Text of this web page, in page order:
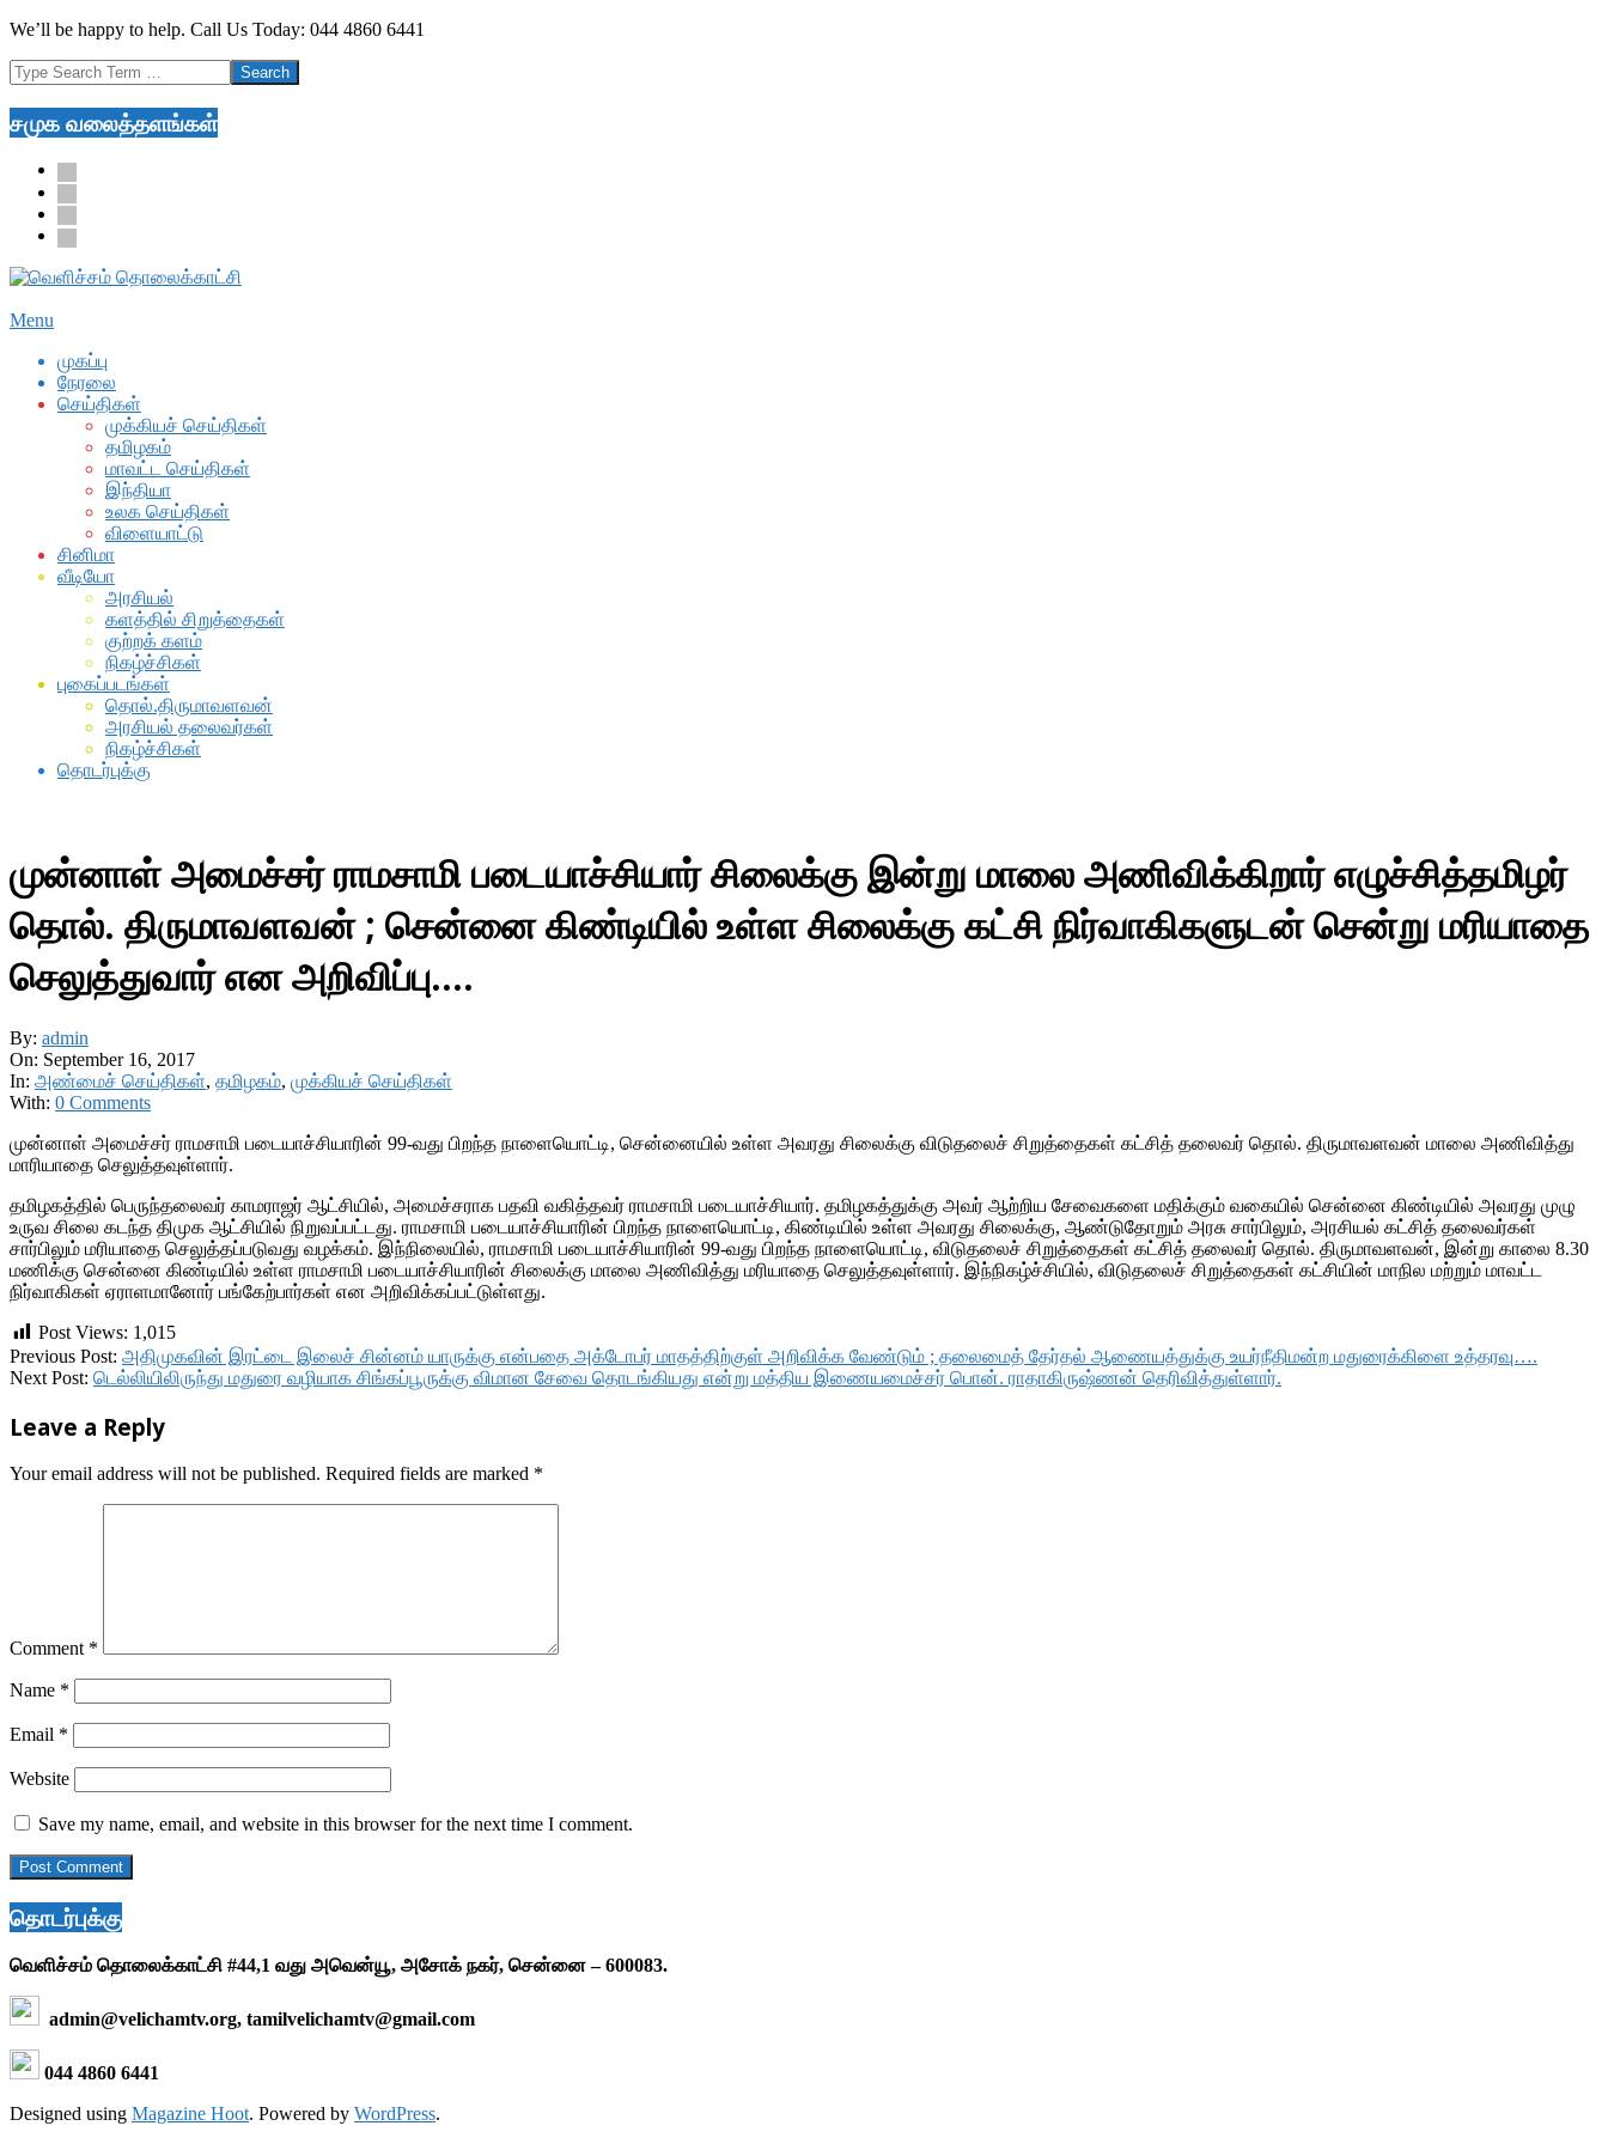
Skip
content
We’ll be happy to help. Call Us Today: 044 4860 6441
Search
சமுக வலைத்தளங்கள்
facebook
twitter
youtube
google
Secondary
Menu
Menu
முகப்பு
நேரலை
செய்திகள்
முக்கியச் செய்திகள்
தமிழகம்
மாவட்ட செய்திகள்
இந்தியா
உலக செய்திகள்
விளையாட்டு
சினிமா
வீடியோ
அரசியல்
களத்தில் சிறுத்தைகள்
குற்றக் களம்
நிகழ்ச்சிகள்
புகைப்படங்கள்
தொல்.திருமாவளவன்
அரசியல் தலைவர்கள்
நிகழ்ச்சிகள்
தொடர்புக்கு
முன்னாள் அமைச்சர் ராமசாமி படையாச்சியார் சிலைக்கு இன்று மாலை அணிவிக்கிறார் எழுச்சித்தமிழர்
தொல். திருமாவளவன் ; சென்னை கிண்டியில் உள்ள சிலைக்கு கட்சி நிர்வாகிகளுடன் சென்று மரியாதை
செலுத்துவார் என அறிவிப்பு….
By: admin
On: September 16, 2017
In: அண்மைச் செய்திகள், தமிழகம், முக்கியச் செய்திகள்
With: 0 Comments
முன்னாள் அமைச்சர் ராமசாமி படையாச்சியாரின் 99-வது பிறந்த நாளையொட்டி, சென்னையில் உள்ள அவரது சிலைக்கு விடுதலைச் சிறுத்தைகள் கட்சித் தலைவர் தொல். திருமாவளவன் மாலை அணிவித்து
மாரியாதை செலுத்தவுள்ளார்.
தமிழகத்தில் பெருந்தலைவர் காமராஜர் ஆட்சியில், அமைச்சராக பதவி வகித்தவர் ராமசாமி படையாச்சியார். தமிழகத்துக்கு அவர் ஆற்றிய சேவைகளை மதிக்கும் வகையில் சென்னை கிண்டியில் அவரது முழு
உருவ சிலை கடந்த திமுக ஆட்சியில் நிறுவப்பட்டது. ராமசாமி படையாச்சியாரின் பிறந்த நாளையொட்டி, கிண்டியில் உள்ள அவரது சிலைக்கு, ஆண்டுதோறும் அரசு சார்பிலும், அரசியல் கட்சித் தலைவர்கள்
சார்பிலும் மரியாதை செலுத்தப்படுவது வழக்கம். இந்நிலையில், ராமசாமி படையாச்சியாரின் 99-வது பிறந்த நாளையொட்டி, விடுதலைச் சிறுத்தைகள் கட்சித் தலைவர் தொல். திருமாவளவன், இன்று காலை 8.30
மணிக்கு சென்னை கிண்டியில் உள்ள ராமசாமி படையாச்சியாரின் சிலைக்கு மாலை அணிவித்து மரியாதை செலுத்தவுள்ளார். இந்நிகழ்ச்சியில், விடுதலைச் சிறுத்தைகள் கட்சியின் மாநில மற்றும் மாவட்ட
நிர்வாகிகள் ஏராளமானோர் பங்கேற்பார்கள் என அறிவிக்கப்பட்டுள்ளது.
Post Views: 1,015
2017-
09-
Previous Post: அதிமுகவின் இரட்டை இலைச் சின்னம் யாருக்கு என்பதை அக்டோபர் மாதத்திற்குள் அறிவிக்க வேண்டும் ; தலைமைத் தேர்தல் ஆணையத்துக்கு உயர்நீதிமன்ற மதுரைக்கிளை உத்தரவு….
Next Post: டெல்லியிலிருந்து மதுரை வழியாக சிங்கப்பூருக்கு விமான சேவை தொடங்கியது என்று மத்திய இணையமைச்சர் பொன். ராதாகிருஷ்ணன் தெரிவித்துள்ளார்.
Leave a Reply
Your email address will not be published. Required fields are marked *
Comment *
Name *
Email *
Website
Save my name, email, and website in this browser for the next time I comment.
தொடர்புக்கு
வெளிச்சம் தொலைக்காட்சி #44,1 வது அவென்யூ, அசோக் நகர், சென்னை – 600083.
admin@velichamtv.org, tamilvelichamtv@gmail.com
044 4860 6441
Designed using Magazine Hoot. Powered by WordPress.